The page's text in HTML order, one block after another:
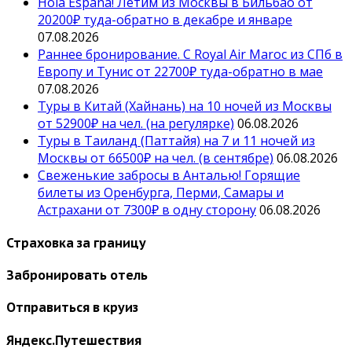
20200₽ туда-обратно в декабре и январе
07.08.2026
Раннее бронирование. С Royal Air Maroc из СПб в
Европу и Тунис от 22700₽ туда-обратно в мае
07.08.2026
Туры в Китай (Хайнань) на 10 ночей из Москвы
от 52900₽ на чел. (на регулярке) 06.08.2026
Туры в Таиланд (Паттайя) на 7 и 11 ночей из
Москвы от 66500₽ на чел. (в сентябре) 06.08.2026
Свеженькие забросы в Анталью! Горящие
билеты из Оренбурга, Перми, Самары и
Астрахани от 7300₽ в одну сторону06.08.2026
Страховка за границу
Забронировать отель
Отправиться в круиз
Яндекс.Путешествия